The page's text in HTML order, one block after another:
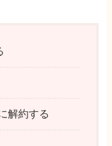
解約する